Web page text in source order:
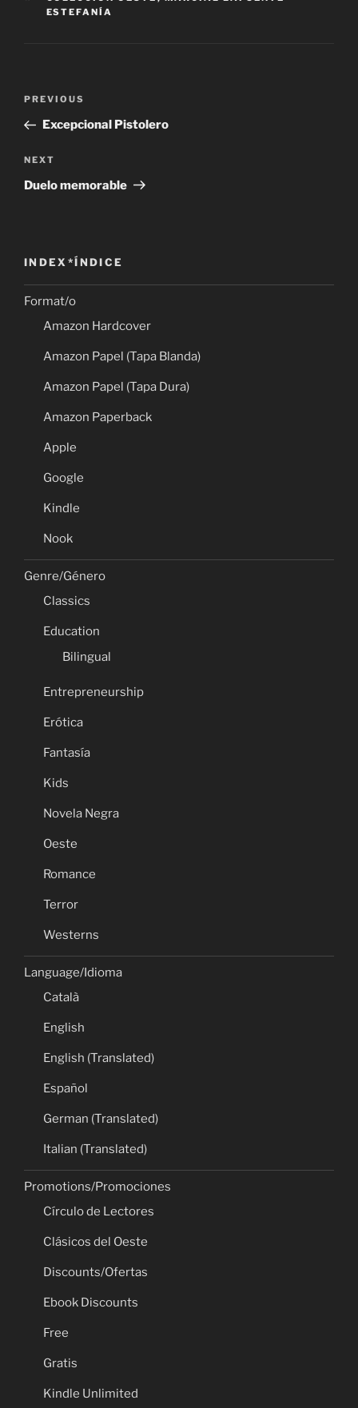
ESTEFANÍA
Previous
Post
PREVIOUS
Excepcional Pistolero
Next
Post
NEXT
Duelo memorable
INDEX*ÍNDICE
Format/o
Amazon Hardcover
Amazon Papel (Tapa Blanda)
Amazon Papel (Tapa Dura)
Amazon Paperback
Apple
Google
Kindle
Nook
Genre/Género
Classics
Education
Bilingual
Entrepreneurship
Erótica
Fantasía
Kids
Novela Negra
Oeste
Romance
Terror
Westerns
Language/Idioma
Català
English
English (Translated)
Español
German (Translated)
Italian (Translated)
Promotions/Promociones
Círculo de Lectores
Clásicos del Oeste
Discounts/Ofertas
Ebook Discounts
Free
Gratis
Kindle Unlimited